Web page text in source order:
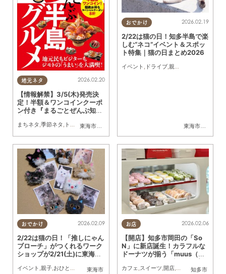
地元ネタ
東海市
,大府市 半田市,常滑市
2026.02.20
【情報解禁】3/5(木)発売決
定！半額＆ワンコインクーポ
ン付き『まるごとぜんぶ知多
MOOK本第2弾
まちネタ ,季節ネタ , トレンド
おでかけ
東海市
,常滑市
2026.02.19
2/22は猫の日！知多半島で楽
しむ“ネコ”イベント＆スポッ
ト特集｜猫の日まとめ2026
イベント , ドライブ,親子
おでかけ
東海市
2026.02.09
2/22は猫の日！「推しにゃん
ブローチ」がつくれるワーク
ショップが2/21(土)に東海市
イベント ,親子,おひとりさま ,友人,ペット トレンド
お店
知多市
2026.02.06
【開店】知多市岡田の「So
N」に新店誕生！カラフルな
ドーナツが揃う「muus（ム
カフェ,スイーツ,開店,ドライブ,観光